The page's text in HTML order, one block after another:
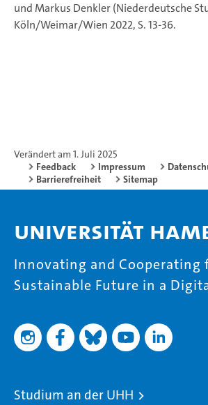
und Markus Denkler (Niederdeutsche
Köln/Weimar/Wien 2022, S. 13-36.
Verändert am 1. Juli 2025
Feedback
Impressum
Barrierefreiheit
Sitemap
Universität
Innovating and Cooperating
Sustainable Future in a
Studium an der UHH